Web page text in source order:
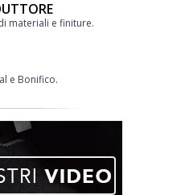
materiali e finiture.
e Bonifico.